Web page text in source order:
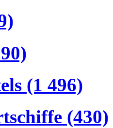
(1 496)
(430)